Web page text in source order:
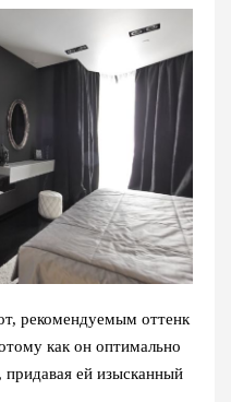
рекомендуемым оттенк
как он оптимально
придавая ей изысканный